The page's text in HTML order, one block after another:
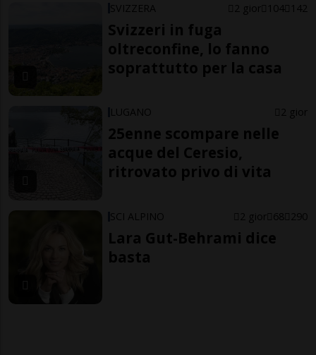
SVIZZERA 2 gior 104 142
Svizzeri in fuga
oltreconfine, lo fanno
soprattutto per la casa
LUGANO 2 gior
25enne scompare nelle
acque del Ceresio,
ritrovato privo di vita
SCI ALPINO 2 gior 68 290
Lara Gut-Behrami dice
basta